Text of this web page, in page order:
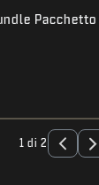
1 di 2